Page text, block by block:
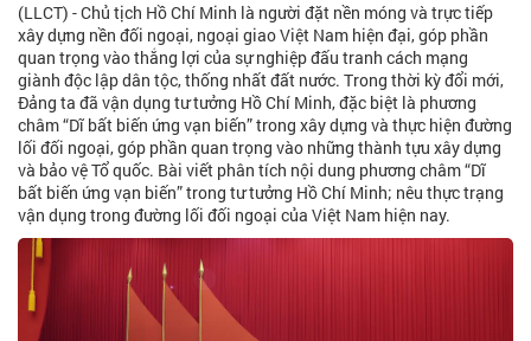
(LLCT) - Chủ tịch Hồ Chí Minh là người đặt nền móng và trực tiếp
xây dựng nền đối ngoại, ngoại giao Việt Nam hiện đại, góp phần
quan trọng vào thắng lợi của sự nghiệp đấu tranh cách mạng
giành độc lập dân tộc, thống nhất đất nước. Trong thời kỳ đổi mới,
Đảng ta đã vận dụng tư tưởng Hồ Chí Minh, đặc biệt là phương
châm “Dĩ bất biến ứng vạn biến” trong xây dựng và thực hiện đường
lối đối ngoại, góp phần quan trọng vào những thành tựu xây dựng
và bảo vệ Tổ quốc. Bài viết phân tích nội dung phương châm “Dĩ
bất biến ứng vạn biến” trong tư tưởng Hồ Chí Minh; nêu thực trạng
vận dụng trong đường lối đối ngoại của Việt Nam hiện nay.